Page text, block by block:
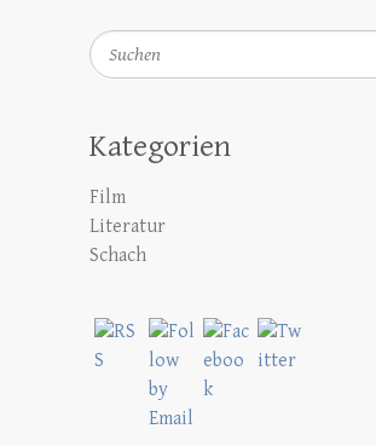
Suchen
Kategorien
Film
Literatur
Schach